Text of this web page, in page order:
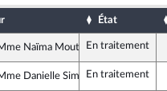
État
& Indépendants
Naïma MoutchouEn traitement
et Social
Danielle SimonnetEn traitement